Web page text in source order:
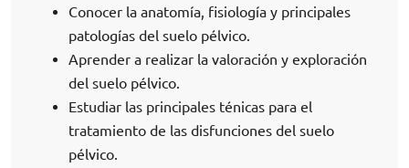
Conocer la anatomía, fisiología y principales
patologías del suelo pélvico.
Aprender a realizar la valoración y exploración
del suelo pélvico.
Estudiar las principales ténicas para el
tratamiento de las disfunciones del suelo
pélvico.